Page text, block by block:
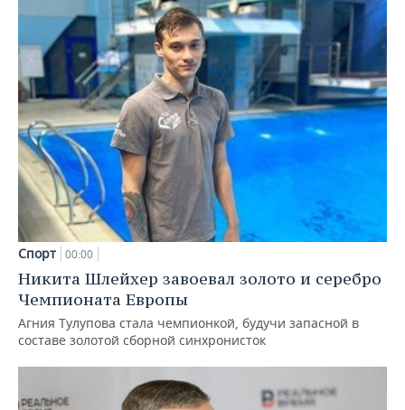
Спорт 00:00
Никита Шлейхер завоевал золото и серебро
Чемпионата Европы
Агния Тулупова стала чемпионкой, будучи запасной в
составе золотой сборной синхронисток